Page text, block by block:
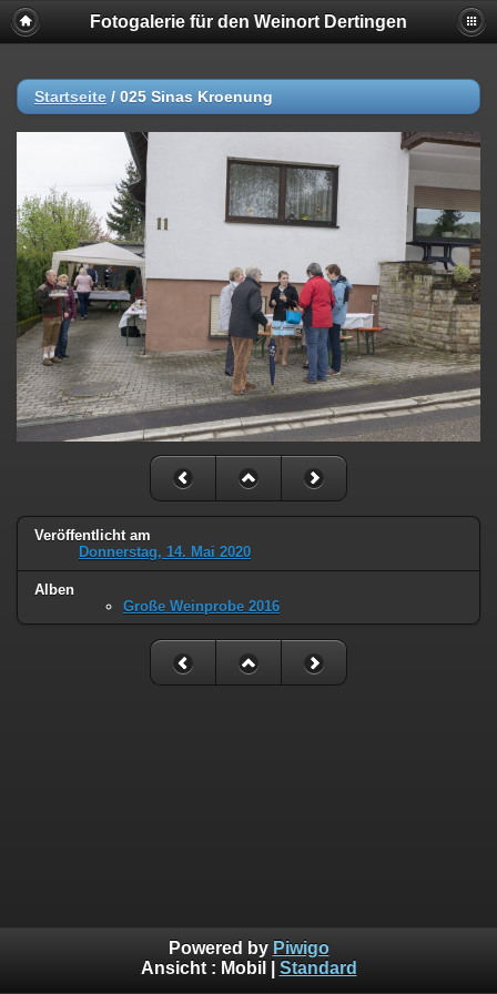
Fotogalerie für den Weinort Dertingen
Startseite / 025 Sinas Kroenung
Veröffentlicht am
Donnerstag, 14. Mai 2020
Alben
Große Weinprobe 2016
Powered by Piwigo
Ansicht : Mobil Standard